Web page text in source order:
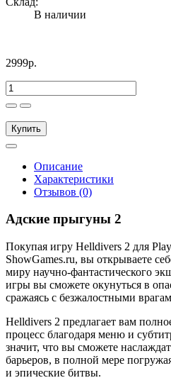
В наличии
2999р.
Купить
Описание
Характеристики
Отзывов (0)
Адские прыгуны 2
Покупая игру Helldivers 2 для
ShowGames.ru, вы открываете
миру научно-фантастического
игры вы сможете окунуться в
сражаясь с безжалостными
Helldivers 2 предлагает вам
процесс благодаря меню и
значит, что вы сможете
барьеров, в полной мере
и эпические битвы.